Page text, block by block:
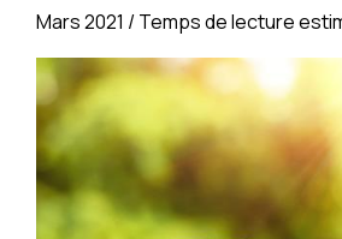
Mars 2021 / Temps de lecture